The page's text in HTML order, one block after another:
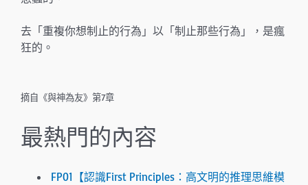
去「重複你想制止的行為」以「制止那些行為」，是瘋
狂的。
摘自《與神為友》第7章
最熱門的內容
FP01【認識First Principles：高文明的推理思維模